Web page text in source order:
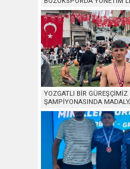
YOZGATLI BİR
ŞAMPİYONASINDA